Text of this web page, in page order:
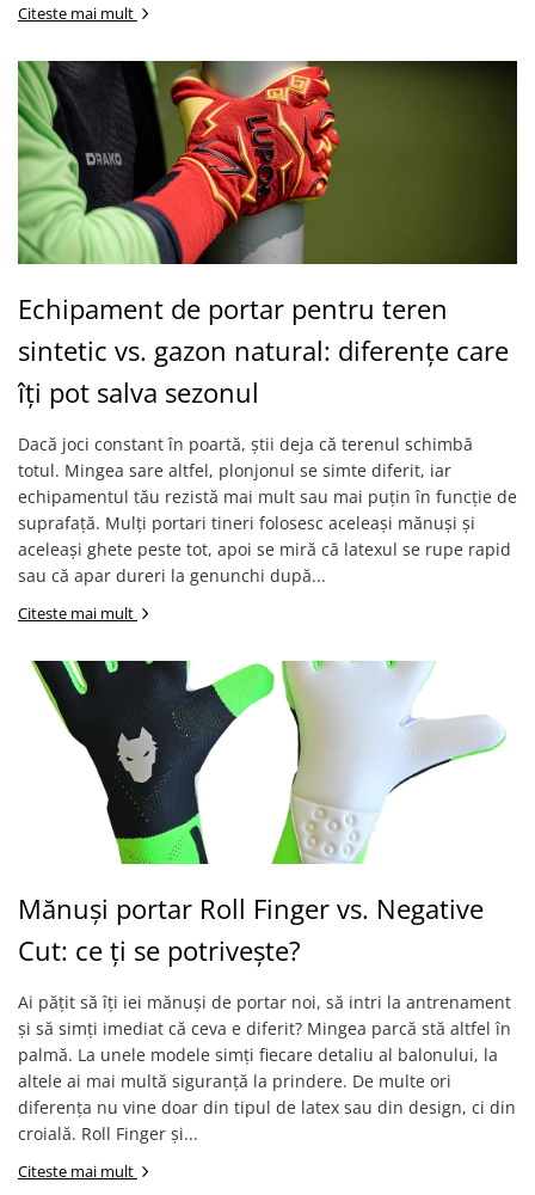
Citeste mai mult
Echipament de portar pentru teren
sintetic vs. gazon natural: diferențe care
îți pot salva sezonul
Dacă joci constant în poartă, știi deja că terenul schimbă
totul. Mingea sare altfel, plonjonul se simte diferit, iar
echipamentul tău rezistă mai mult sau mai puțin în funcție de
suprafață. Mulți portari tineri folosesc aceleași mănuși și
aceleași ghete peste tot, apoi se miră că latexul se rupe rapid
sau că apar dureri la genunchi după...
Citeste mai mult
Mănuși portar Roll Finger vs. Negative
Cut: ce ți se potrivește?
Ai pățit să îți iei mănuși de portar noi, să intri la antrenament
și să simți imediat că ceva e diferit? Mingea parcă stă altfel în
palmă. La unele modele simți fiecare detaliu al balonului, la
altele ai mai multă siguranță la prindere. De multe ori
diferența nu vine doar din tipul de latex sau din design, ci din
croială. Roll Finger și...
Citeste mai mult